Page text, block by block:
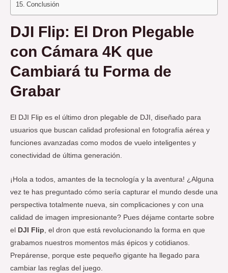
Conclusión
DJI Flip: El Dron Plegable
con Cámara 4K que
Cambiará tu Forma de
Grabar
El DJI Flip es el último dron plegable de DJI, diseñado para
usuarios que buscan calidad profesional en fotografía aérea y
funciones avanzadas como modos de vuelo inteligentes y
conectividad de última generación.
¡Hola a todos, amantes de la tecnología y la aventura! ¿Alguna
vez te has preguntado cómo sería capturar el mundo desde una
perspectiva totalmente nueva, sin complicaciones y con una
calidad de imagen impresionante? Pues déjame contarte sobre
el
DJI Flip, el dron que está revolucionando la forma en que
grabamos nuestros momentos más épicos y cotidianos.
Prepárense, porque este pequeño gigante ha llegado para
cambiar las reglas del juego.